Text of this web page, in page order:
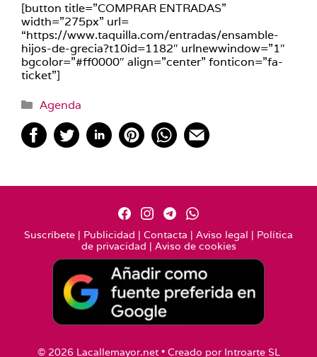
[button title=”COMPRAR ENTRADAS”
width=”275px” url=
“https://www.taquilla.com/entradas/ensamble-
hijos-de-grecia?t10id=1182″ urlnewwindow=”1″
bgcolor=”#ff0000″ align=”center” fonticon=”fa-
ticket”]
Categorías
Agenda
Suscríbete | Publicidad | Contacta | Aviso legal | Política
de privacidad | Aviso de cookies
© 2026 Lacallemayor.net • Creado por Introarte SL